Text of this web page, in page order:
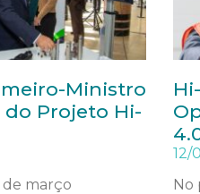
Ministro
do Projeto Hi-
de março
12/
No